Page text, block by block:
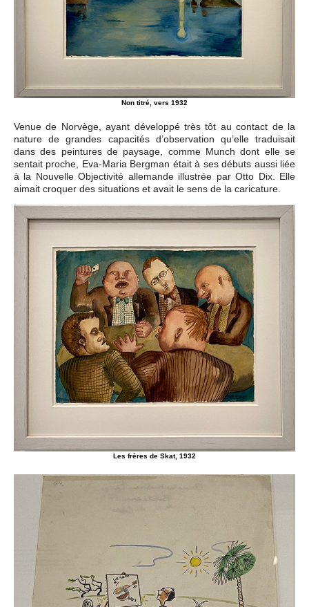
Non titré, vers 1932
Venue de Norvège, ayant développé très tôt au contact de la
nature de grandes capacités d’observation qu’elle traduisait
dans des peintures de paysage, comme Munch dont elle se
sentait proche, Eva-Maria Bergman était à ses débuts aussi liée
à la Nouvelle Objectivité allemande illustrée par Otto Dix. Elle
aimait croquer des situations et avait le sens de la caricature.
Les frères de Skat, 1932